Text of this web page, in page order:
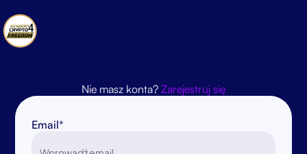
Nie masz konta? Zarejestruj się
Email*